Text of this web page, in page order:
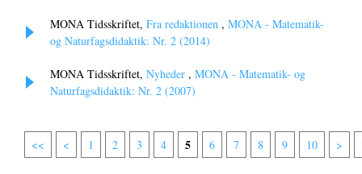
MONA Tidsskriftet, Fra redaktionen , MONA - Matematik-
og Naturfagsdidaktik: Nr. 2 (2014)
MONA Tidsskriftet, Nyheder , MONA - Matematik- og
Naturfagsdidaktik: Nr. 2 (2007)
<< < 1 2 3 4 5 6 7 8 9 10 >